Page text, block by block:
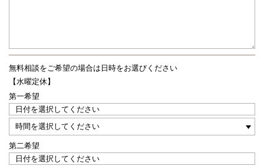
無料相談をご希望の場合は 日時をお選びください
【水曜定休】
第一希望
第二希望